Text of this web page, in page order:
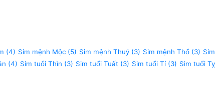
(4) Sim mệnh Mộc (5) Sim mệnh Thuỷ (3) Sim mệnh Thổ (3) Sim
(4) Sim tuổi Thìn (3) Sim tuổi Tuất (3) Sim tuổi Tí(3) Sim tuổi Tỵ